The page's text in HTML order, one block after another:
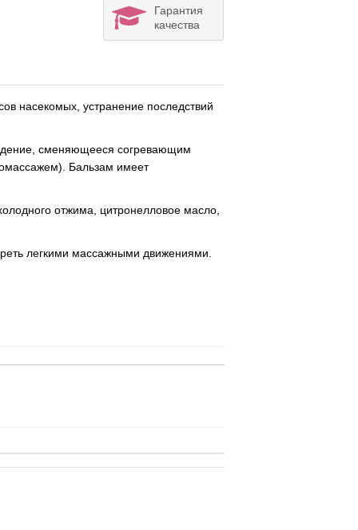
Гарантия
качества
насекомых, устранение последствий
сменяющееся согревающим
Бальзам имеет
отжима, цитронелловое масло,
легкими массажными движениями.